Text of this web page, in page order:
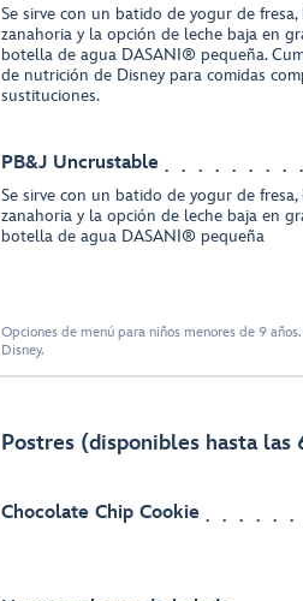
Se sirve con un batido de yogur de fresa,
zanahoria y la opción de leche baja en
botella de agua DASANI® pequeña.
de nutrición de Disney para comidas
sustituciones.
PB&J Uncrustable
Se sirve con un batido de yogur de fresa,
zanahoria y la opción de leche baja en
botella de agua DASANI® pequeña
Opciones de menú para niños menores de 9
Disney.
Postres (disponibles hasta las
Chocolate Chip Cookie